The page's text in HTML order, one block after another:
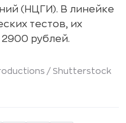
(НЦГИ). В линейке
тестов, их
2900 рублей.
/ Shutterstock